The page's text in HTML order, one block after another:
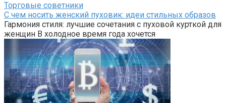
Торговые советники
С чем носить женский пуховик: идеи стильных образов
Гармония стиля: лучшие сочетания с пуховой курткой для
женщин В холодное время года хочется